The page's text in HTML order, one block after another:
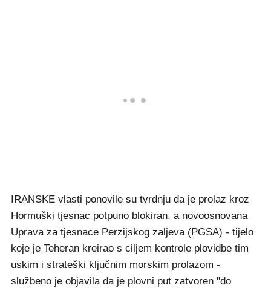
IRANSKE vlasti ponovile su tvrdnju da je prolaz kroz
Hormuški tjesnac potpuno blokiran, a novoosnovana
Uprava za tjesnace Perzijskog zaljeva (PGSA) - tijelo
koje je Teheran kreirao s ciljem kontrole plovidbe tim
uskim i strateški ključnim morskim prolazom -
službeno je objavila da je plovni put zatvoren "do